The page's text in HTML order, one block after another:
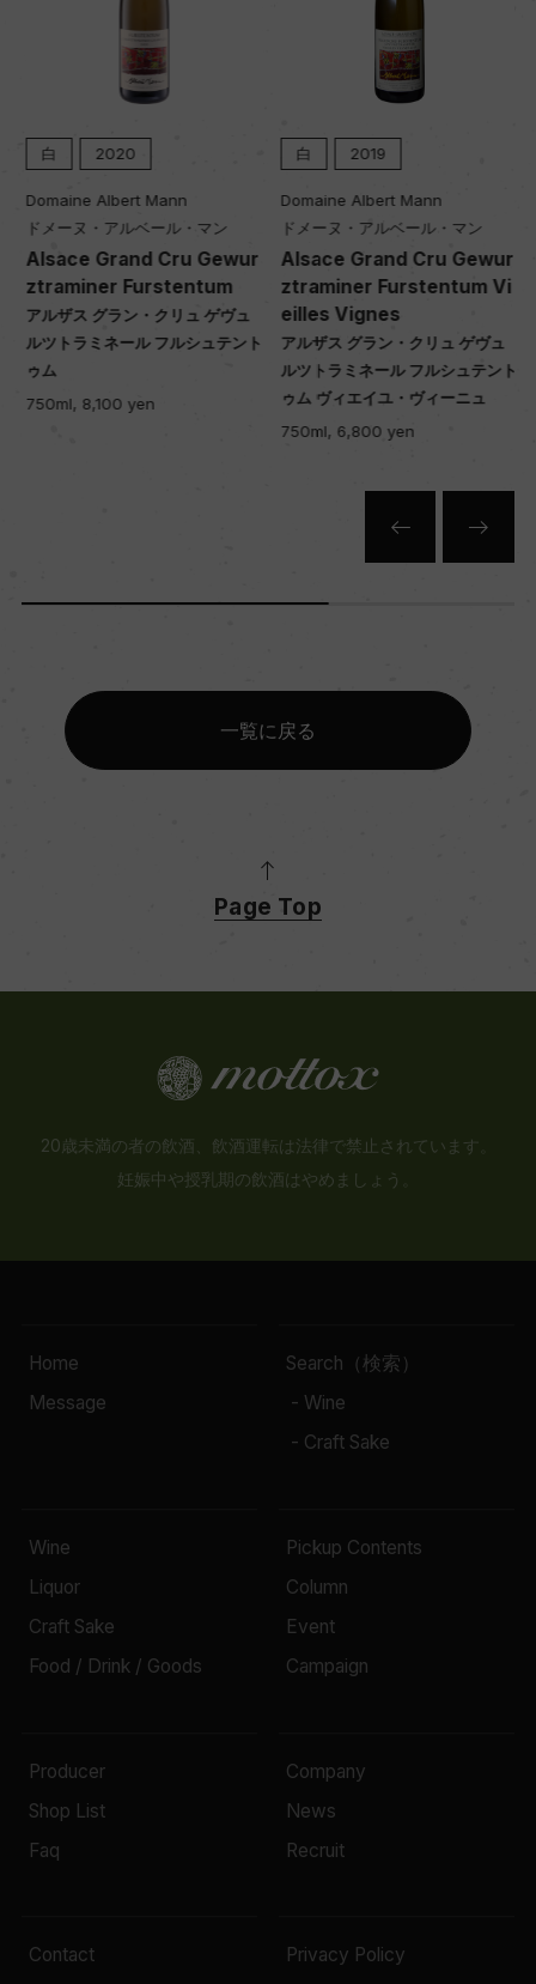
白 2020
Domaine Albert Mann
ドメーヌ・アルベール・マン
Alsace Grand Cru Gewur
ztraminer Furstentum
アルザス グラン・クリュ ゲヴュ
ルツトラミネール フルシュテント
ゥム
750ml, 8,100 yen
白 2019
Domaine Albert Mann
ドメーヌ・アルベール・マン
Alsace Grand Cru Gewur
ztraminer Furstentum Vi
eilles Vignes
アルザス グラン・クリュ ゲヴュ
ルツトラミネール フルシュテント
ゥム ヴィエイユ・ヴィーニュ
750ml, 6,800 yen
一覧に戻る
Page Top
20歳未満の者の飲酒、飲酒運転は法律で禁止されています。
妊娠中や授乳期の飲酒はやめましょう。
Home
Message
Search（検索）
- Wine
- Craft Sake
Wine
Liquor
Craft Sake
Food / Drink / Goods
Pickup Contents
Column
Event
Campaign
Producer
Shop List
Faq
Company
News
Recruit
Contact
Privacy Policy